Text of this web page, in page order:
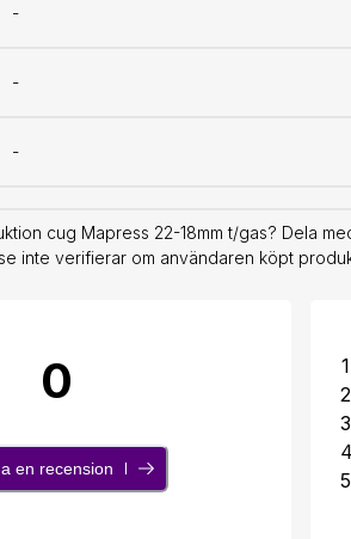
-
-
-
cug Mapress 22-18mm t/gas? Dela
inte verifierar om användaren köpt
0
en recension
1
2
3
4
5